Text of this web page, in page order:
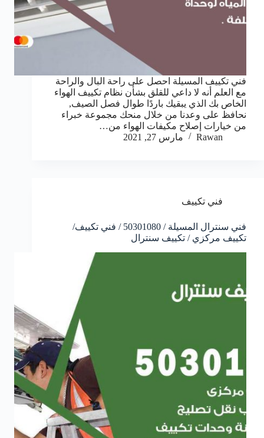
فني تكييف المسيلة احصل على راحة البال والراحة
مع العلم أنه لا داعي للقلق بشأن نظام تكييف الهواء
الخاص بك الذي يبقيك باردًا طوال فصل الصيف,
نحافظ على وعدنا من خلال منحك مجموعة خبراء
من خيارات إصلاح مكيفات الهواء من…
Rawan
مارس 27, 2021
فني تكييف
فني سنترال المسيلة / 50301080 / فني تكييف/
تكييف مركزي / تكييف سنترال